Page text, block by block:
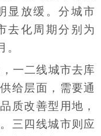
显放缓。分城市
去化周期分别为
一二线城市去库
给层面，需要通
质改善型用地，
三四线城市则应